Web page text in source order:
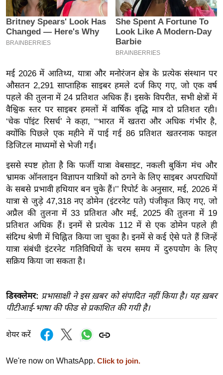
ई
-
पे
प
मि
सा
ल
बे
मि
सा
ल
श
ख्सि
य
त
यं
ग
इं
सा
हि
ज
त
मई 2026 में आतिथ्य, यात्रा और मनोरंजन क्षेत्र के प्रत्येक संस्थान पर
औसतन 2,291 साप्ताहिक साइबर हमले दर्ज किए गए, जो एक वर्ष
पहले की तुलना में 24 प्रतिशत अधिक हैं। इसके विपरीत, सभी क्षेत्रों में
वैश्विक स्तर पर साइबर हमलों में वार्षिक वृद्धि मात्र दो प्रतिशत रही।
‘चेक पॉइंट रिसर्च’ ने कहा, ‘‘भारत में खतरा और अधिक गंभीर है,
क्योंकि पिछले एक महीने में पाई गई 86 प्रतिशत खतरनाक फाइल
डिजिटल माध्यमों से भेजी गईं।
इससे स्पष्ट होता है कि फर्जी यात्रा वेबसाइट, नकली बुकिंग मंच और
भ्रामक ऑनलाइन विज्ञापन यात्रियों को ठगने के लिए साइबर अपराधियों
के सबसे प्रभावी हथियार बन चुके हैं।’’ रिपोर्ट के अनुसार, मई, 2026 में
यात्रा से जुड़े 47,318 नए डोमेन (इंटरनेट पते) पंजीकृत किए गए, जो
अप्रैल की तुलना में 33 प्रतिशत और मई, 2025 की तुलना में 19
प्रतिशत अधिक हैं। इनमें से प्रत्येक 112 में से एक डोमेन पहले ही
संदिग्ध श्रेणी में चिह्नित किया जा चुका है। इनमें से कई ऐसे पते हैं जिन्हें
यात्रा संबंधी इंटरनेट गतिविधियों के चरम समय में दुरुपयोग के लिए
सक्रिय किया जा सकता है।
डिस्क्लेमर: प्रभासाक्षी ने इस ख़बर को संपादित नहीं किया है। यह ख़बर
पीटीआई-भाषा की फीड से प्रकाशित की गयी है।
शेयर करें
We're now on WhatsApp. Click to join.